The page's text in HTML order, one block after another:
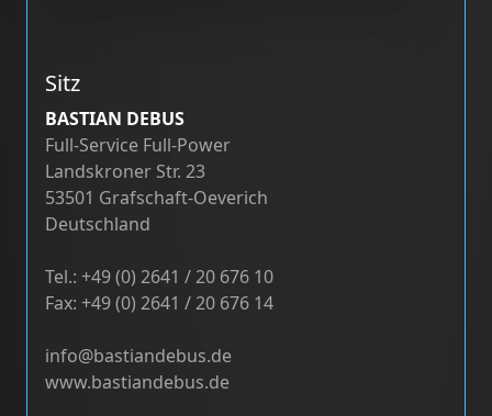
Sitz
BASTIAN DEBUS
Full-Service Full-Power
Landskroner Str. 23
53501 Grafschaft-Oeverich
Deutschland
Tel.: +49 (0) 2641 / 20 676 10
Fax: +49 (0) 2641 / 20 676 14
info@bastiandebus.de
www.bastiandebus.de